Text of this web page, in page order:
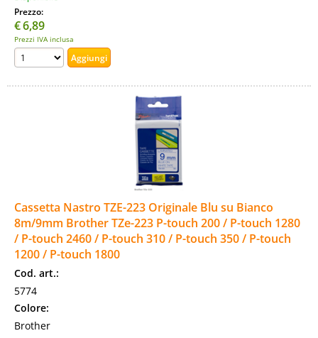
Prezzo:
€6,89
Prezzi IVA inclusa
Cassetta Nastro TZE-223 Originale Blu su Bianco
8m/9mm Brother TZe-223 P-touch 200 / P-touch 1280
/ P-touch 2460 / P-touch 310 / P-touch 350 / P-touch
1200 / P-touch 1800
Cod. art.:
5774
Colore:
Brother